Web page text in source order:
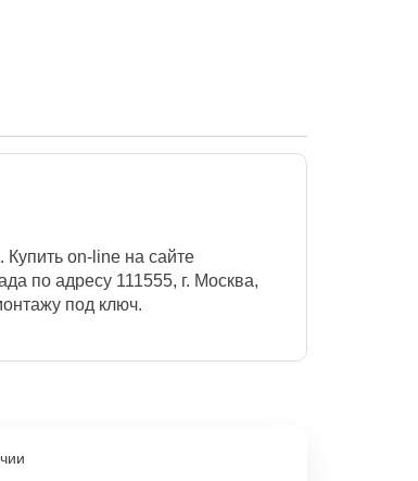
Купить on-line на сайте
по адресу 111555, г. Москва,
под ключ.